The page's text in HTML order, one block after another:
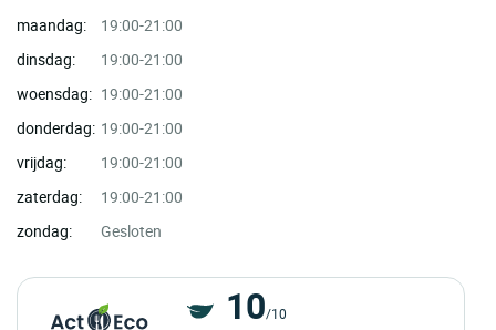
maandag:
19:00-21:00
dinsdag:
19:00-21:00
woensdag: 19:00-21:00
donderdag: 19:00-21:00
vrijdag:
19:00-21:00
zaterdag:
19:00-21:00
zondag:
Gesloten
10/10